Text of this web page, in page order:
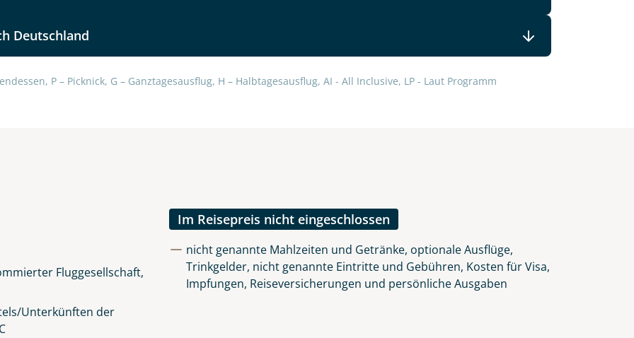
Deutschland
P – Picknick, G – Ganztagesausflug, H – Halbtagesausflug, AI - All Inclusive, LP - Laut Programm
Fluggesellschaft,
Unterkünften der
Im Reisepreis nicht eingeschlossen
nicht genannte Mahlzeiten und Getränke, optionale Ausflüge,
Trinkgelder, nicht genannte Eintritte und Gebühren, Kosten für Visa,
Impfungen, Reiseversicherungen und persönliche Ausgaben